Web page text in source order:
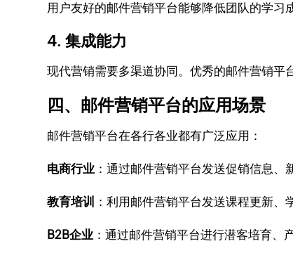
用户友好的邮件营销平台能够降低团队的学习
4. 集成能力
现代营销需要多渠道协同。优秀的邮件营销平
四、邮件营销平台的应用场景
邮件营销平台在各行各业都有广泛应用：
电商行业 ：通过邮件营销平台发送促销信息、
教育培训 ：利用邮件营销平台发送课程更新、
B2B企业 ：通过邮件营销平台进行潜客培育、